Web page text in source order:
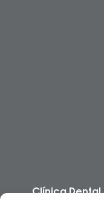
Clínica Dental